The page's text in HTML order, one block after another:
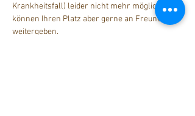
Krankheitsfall) leider nicht mehr möglich. Sie
können Ihren Platz aber gerne an Freunde
weitergeben.